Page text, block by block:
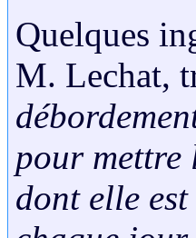
Quelques
M. Lechat,
pour mettre
dont elle